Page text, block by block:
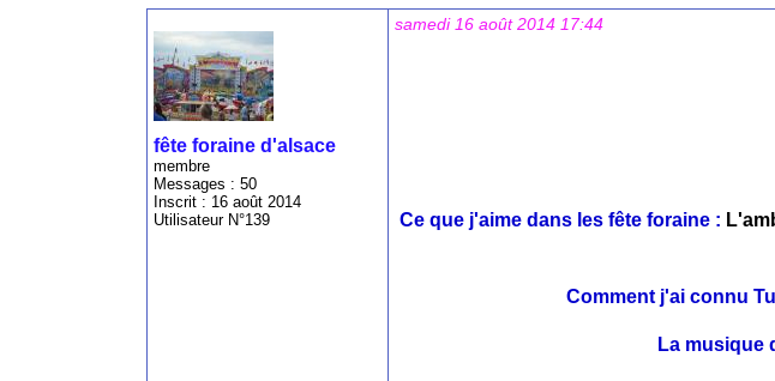
fête foraine d'alsace
membre
Messages : 50
Inscrit : 16 août 2014
Utilisateur N°139
samedi 16 août 2014 17:44
Ce que j'aime dans les fête foraine :
Comment j'ai connu
La musique